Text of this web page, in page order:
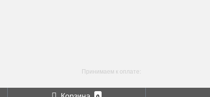
Принимаем к оплате: